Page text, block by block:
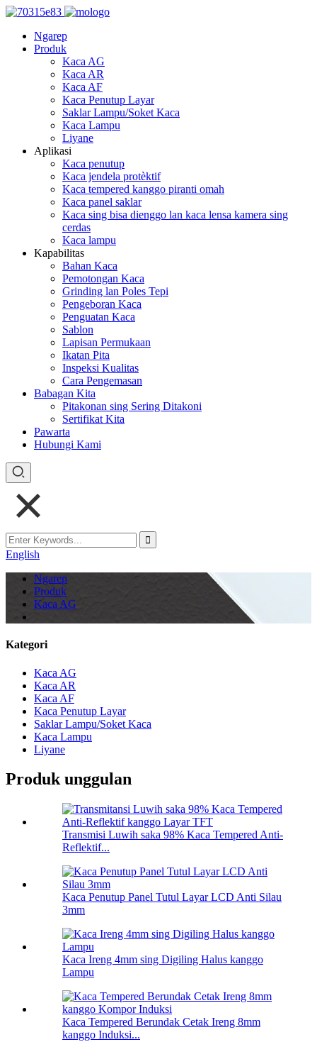
Ngarep
Produk
Kaca AG
Kaca AR
Kaca AF
Kaca Penutup Layar
Saklar Lampu/Soket Kaca
Kaca Lampu
Liyane
Aplikasi
Kaca penutup
Kaca jendela protèktif
Kaca tempered kanggo piranti omah
Kaca panel saklar
Kaca sing bisa dienggo lan kaca lensa kamera sing
cerdas
Kaca lampu
Kapabilitas
Bahan Kaca
Pemotongan Kaca
Grinding lan Poles Tepi
Pengeboran Kaca
Penguatan Kaca
Sablon
Lapisan Permukaan
Ikatan Pita
Inspeksi Kualitas
Cara Pengemasan
Babagan Kita
Pitakonan sing Sering Ditakoni
Sertifikat Kita
Pawarta
Hubungi Kami
English
Ngarep
Produk
Kaca AG
Kategori
Kaca AG
Kaca AR
Kaca AF
Kaca Penutup Layar
Saklar Lampu/Soket Kaca
Kaca Lampu
Liyane
Produk unggulan
Transmisi Luwih saka 98% Kaca Tempered Anti-
Reflektif...
Kaca Penutup Panel Tutul Layar LCD Anti Silau
3mm
Kaca Ireng 4mm sing Digiling Halus kanggo
Lampu
Kaca Tempered Berundak Cetak Ireng 8mm
kanggo Induksi...